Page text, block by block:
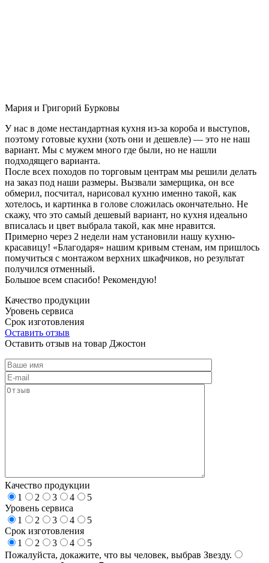
Мария и Григорий Бурковы
У нас в доме нестандартная кухня из-за короба и выступов,
поэтому готовые кухни (хоть они и дешевле) — это не наш
вариант. Мы с мужем много где были, но не нашли
подходящего варианта.
После всех походов по торговым центрам мы решили делать
на заказ под наши размеры. Вызвали замерщика, он все
обмерил, посчитал, нарисовал кухню именно такой, как
хотелось, и картинка в голове сложилась окончательно. Не
скажу, что это самый дешевый вариант, но кухня идеально
вписалась и цвет выбрала такой, как мне нравится.
Примерно через 2 недели нам установили нашу кухню-
красавицу! «Благодаря» нашим кривым стенам, им пришлось
помучиться с монтажом верхних шкафчиков, но результат
получился отменный.
Большое всем спасибо! Рекомендую!
Качество продукции
Уровень сервиса
Срок изготовления
Оставить отзыв
Оставить отзыв на товар Джостон
Качество продукции
1
2 3 4
5
Уровень сервиса
1
2 3 4
5
Срок изготовления
1
2 3 4
5
Пожалуйста, докажите, что вы человек, выбрав Звезду.